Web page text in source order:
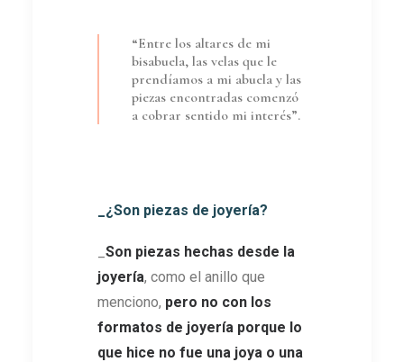
“Entre los altares de mi
bisabuela, las velas que le
prendíamos a mi abuela y las
piezas encontradas comenzó
a cobrar sentido mi interés”.
_¿Son piezas de joyería?
Son piezas hechas desde la
joyería, como el anillo que
menciono, pero no con los
formatos de joyería porque lo
que hice no fue una joya o una